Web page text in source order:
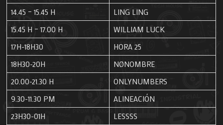
14.45 – 15.45 H
LING LING
15.45 H – 17.00 H
WILLIAM LUCK
17H-18H30
HORA 25
18H30-20H
NØNOMBRE
20.00-21.30 H
ONLYNUMBERS
9.30-11.30 PM
ALINEACIÓN
23H30-01H
LESSSS